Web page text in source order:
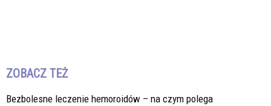
ZOBACZ TEŻ
Bezbolesne leczenie hemoroidów – na czym polega